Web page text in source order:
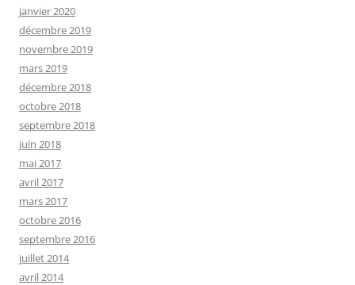
janvier 2020
décembre 2019
novembre 2019
mars 2019
décembre 2018
octobre 2018
septembre 2018
juin 2018
mai 2017
avril 2017
mars 2017
octobre 2016
septembre 2016
juillet 2014
avril 2014